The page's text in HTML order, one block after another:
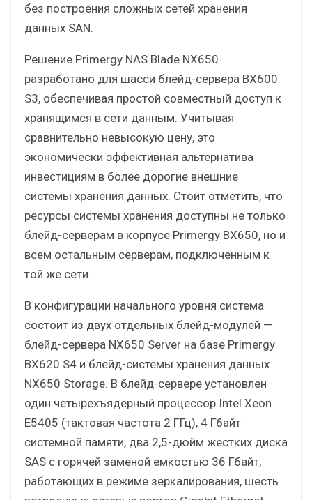
без построения сложных сетей хранения
данных SAN.
Решение Primergy NAS Blade NX650
разработано для шасси блейд-сервера BX600
S3, обеспечивая простой совместный доступ к
хранящимся в сети данным. Учитывая
сравнительно невысокую цену, это
экономически эффективная альтернатива
инвестициям в более дорогие внешние
системы хранения данных. Стоит отметить, что
ресурсы системы хранения доступны не только
блейд-серверам в корпусе Primergy BX650, но и
всем остальным серверам, подключенным к
той же сети.
В конфигурации начального уровня система
состоит из двух отдельных блейд-модулей —
блейд-сервера NX650 Server на базе Primergy
BX620 S4 и блейд-системы хранения данных
NX650 Storage. В блейд-сервере установлен
один четырехъядерный процессор Intel Xeon
E5405 (тактовая частота 2 ГГц), 4 Гбайт
системной памяти, два 2,5-дюйм жестких диска
SAS с горячей заменой емкостью 36 Гбайт,
работающих в режиме зеркалирования, шесть